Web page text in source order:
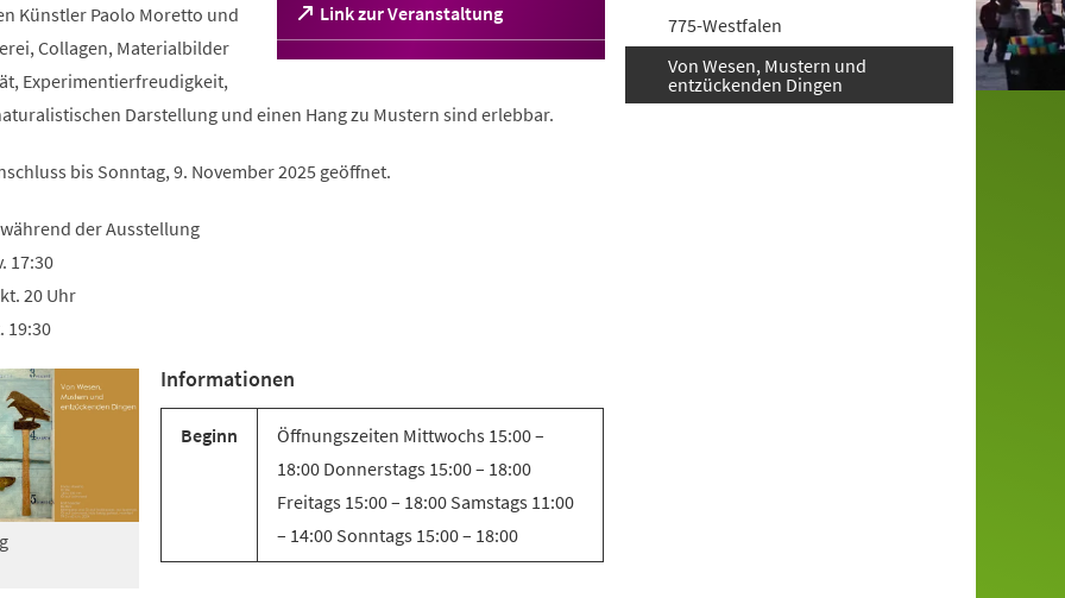
Link zur Veranstaltung
(Öffnet
in
einem
Tab)
Künstler Paolo Moretto und
Collagen, Materialbilder
Experimentierfreudigkeit,
Darstellung und einen Hang zu Mustern sind erlebbar.
bis Sonntag, 9. November 2025 geöffnet.
der Ausstellung
17:30
20 Uhr
19:30
Informationen
Beginn
Öffnungszeiten Mittwochs 15:00 –
18:00 Donnerstags 15:00 – 18:00
Freitags 15:00 – 18:00 Samstags 11:00
– 14:00 Sonntags 15:00 – 18:00
775-Westfalen
Von Wesen, Mustern und
entzückenden Dingen